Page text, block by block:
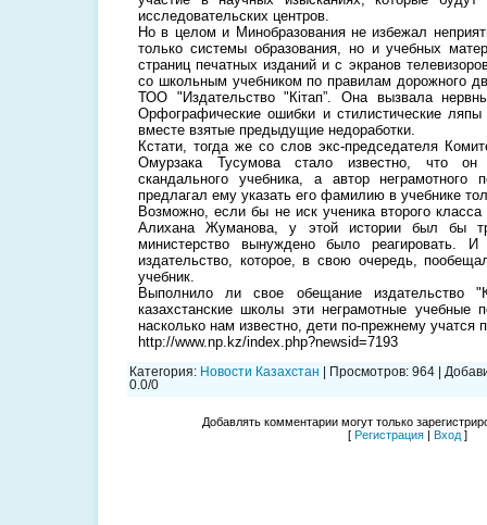
исследовательских центров.
Но в целом и Минобразования не избежал
только системы образования, но и учебных
страниц печатных изданий и с экранов
со школьным учебником по правилам дорожного
ТОО "Издательство "Кiтап”. Она вызвала
Орфографические ошибки и стилистические
вместе взятые предыдущие недоработки.
Кстати, тогда же со слов экс-председателя
Омурзака Тусумова стало известно, что он
скандального учебника, а автор неграмотного
предлагал ему указать его фамилию в учебнике
Возможно, если бы не иск ученика второго
Алихана Жуманова, у этой истории был бы
министерство вынуждено было реагировать.
издательство, которое, в свою очередь,
учебник.
Выполнило ли свое обещание издательство
казахстанские школы эти неграмотные учебные
насколько нам известно, дети по-прежнему учатся
http://www.np.kz/index.php?newsid=7193
Категория: Новости Казахстан Просмотров: 964
0.0/0
Добавлять комментарии могут только
[ Регистрация | Вход ]